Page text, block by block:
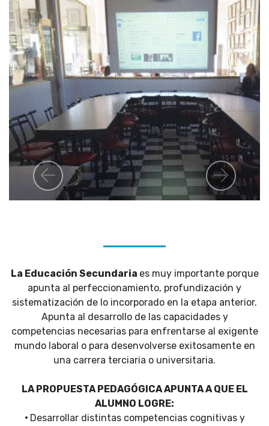
Previous Next
La Educación Secundaria es muy importante porque
apunta al perfeccionamiento, profundización y
sistematización de lo incorporado en la etapa anterior.
Apunta al desarrollo de las capacidades y
competencias necesarias para enfrentarse al exigente
mundo laboral o para desenvolverse exitosamente en
una carrera terciaria o universitaria.
LA PROPUESTA PEDAGÓGICA APUNTA A QUE EL
ALUMNO LOGRE:
• Desarrollar distintas competencias cognitivas y